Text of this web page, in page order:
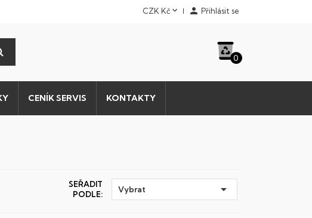
CZK Kč  Přihlásit se
0
CENÍK SERVIS KONTAKTY
SEŘADIT
PODLE:
Vybrat 